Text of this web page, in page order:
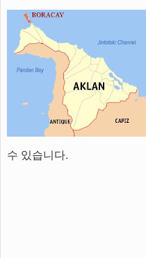
수 있습니다.